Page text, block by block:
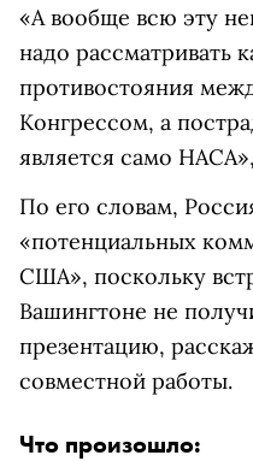
«А вообще всю эту
надо рассматривать
противостояния
Конгрессом, а
является само
По его словам,
«потенциальных
США», поскольку
Вашингтоне не
презентацию,
совместной работы.
Что произошло: